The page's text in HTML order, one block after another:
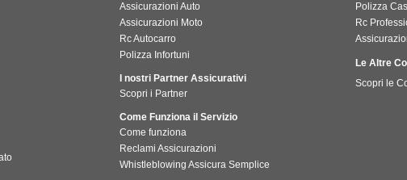
Assicurazioni Auto
Assicurazioni Moto
Rc Autocarro
Polizza Infortuni
I nostri Partner Assicurativi
Scopri i Partner
Come Funziona il Servizio
Come funziona
Reclami Assicurazioni
Whistleblowing Assicura Semplice
Polizza
Rc
Le Altre
Scopri le